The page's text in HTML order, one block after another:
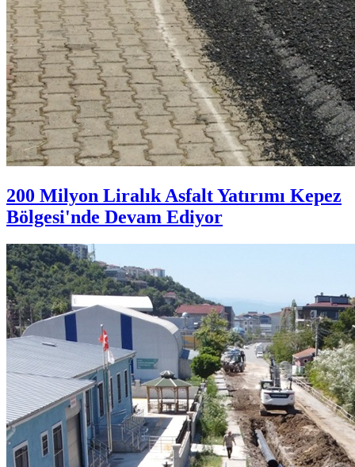
200 Milyon Liralık Asfalt Yatırımı Kepez
Bölgesi'nde Devam Ediyor